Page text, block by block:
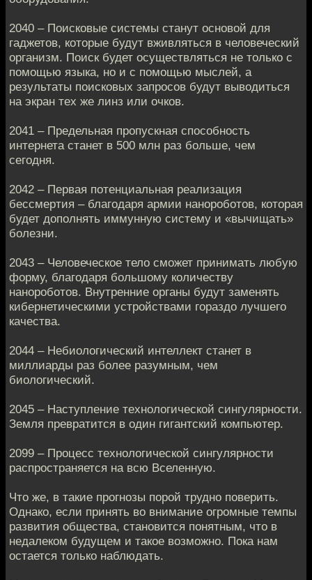
2040 – Поисковые системы станут основой для
гаджетов, которые будут вживляться в человеческий
организм. Поиск будет осуществляться не только с
помощью языка, но и с помощью мыслей, а
результаты поисковых запросов будут выводиться
на экран тех же линз или очков.
2041 – Предельная пропускная способность
интернета станет в 500 млн раз больше, чем
сегодня.
2042 – Первая потенциальная реализация
бессмертия – благодаря армии нанороботов, которая
будет дополнять иммунную систему и «вычищать»
болезни.
2043 – Человеческое тело сможет принимать любую
форму, благодаря большому количеству
нанороботов. Внутренние органы будут заменять
кибернетическими устройствами гораздо лучшего
качества.
2044 – Небиологический интеллект станет в
миллиарды раз более разумным, чем
биологический.
2045 – Наступление технологической сингулярности.
Земля превратится в один гигантский компьютер.
2099 – Процесс технологической сингулярности
распространяется на всю Вселенную.
Что же, в такие прогнозы порой трудно поверить.
Однако, если принять во внимание огромные темпы
развития общества, становится понятным, что в
недалеком будущем и такое возможно. Пока нам
остается только наблюдать.